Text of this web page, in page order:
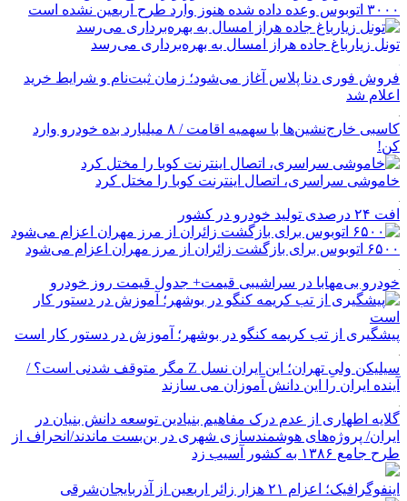
۳۰۰۰ اتوبوس وعده داده شده هنوز وارد طرح اربعین نشده است
تونل زیارباغ جاده هراز امسال به بهره‌برداری می‌رسد
فروش فوری دنا پلاس آغاز می‌شود؛ زمان ثبت‌نام و شرایط خرید
اعلام شد
کاسبی خارج‌نشین‌ها با سهمیه اقامت / ۸ میلیارد بده خودرو وارد
کن!
خاموشی سراسری، اتصال اینترنت کوبا را مختل کرد
افت ۲۴ درصدی تولید خودرو در کشور
۶۵۰۰ اتوبوس برای بازگشت زائران از مرز مهران اعزام می‌شود
خودرو بی‌مهابا در سراشیبی قیمت+ جدول قیمت روز خودرو
پیشگیری از تب کریمه کنگو در بوشهر؛ آموزش در دستور کار است
سیلیکن ولیِ تهران؛ این ایران نسل Z مگر متوقف شدنی است؟ /
آینده ایران را این دانش آموزان می سازند
گلایه اطهاری از عدم درک مفاهیم بنیادین توسعه دانش بنیان در
ایران/ پروژه‌های هوشمندسازی شهری در بن‌بست ماندند/انحراف از
طرح جامع ۱۳۸۶ به کشور آسیب زد
اینفوگرافیک؛ اعزام ۲۱ هزار زائر اربعین از آذربایجان‌شرقی